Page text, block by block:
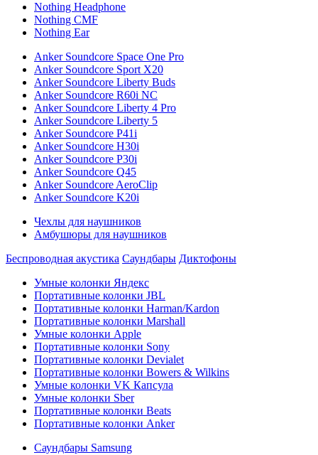
Nothing Headphone
Nothing CMF
Nothing Ear
Anker Soundcore Space One Pro
Anker Soundcore Sport X20
Anker Soundcore Liberty Buds
Anker Soundcore R60i NC
Anker Soundcore Liberty 4 Pro
Anker Soundcore Liberty 5
Anker Soundcore P41i
Anker Soundcore H30i
Anker Soundcore P30i
Anker Soundcore Q45
Anker Soundcore AeroClip
Anker Soundcore K20i
Чехлы для наушников
Амбушюры для наушников
Беспроводная акустика Саундбары Диктофоны
Умные колонки Яндекс
Портативные колонки JBL
Портативные колонки Harman/Kardon
Портативные колонки Marshall
Умные колонки Apple
Портативные колонки Sony
Портативные колонки Devialet
Портативные колонки Bowers & Wilkins
Умные колонки VK Капсула
Умные колонки Sber
Портативные колонки Beats
Портативные колонки Anker
Саундбары Samsung